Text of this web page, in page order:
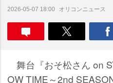
2026-05-07 18:00 オリコンニュース
舞台『おそ松さん on
OW TIME～2nd